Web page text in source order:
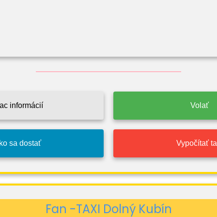
informácií Volať
sa dostať Vypočítať
Fan -TAXI Dolný Kubín